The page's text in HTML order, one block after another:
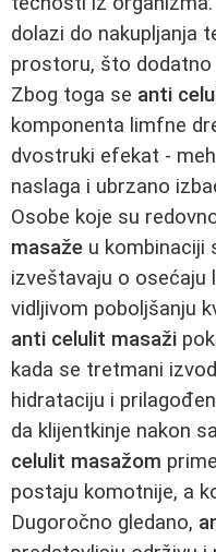
dolazi do nakupljanja
prostoru, što dodatno
Zbog toga se anti
komponenta limfne
dvostruki efekat -
naslaga i ubrzano
Osobe koje su
masaže u kombinaciji
izveštavaju o osećaju
vidljivom poboljšanju
anti celulit masaži
kada se tretmani
hidrataciju i
da klijentkinje nakon
celulit masažom
postaju komotnije, a
Dugoročno gledano,